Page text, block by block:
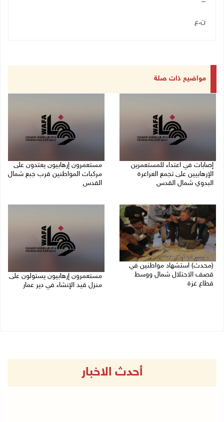
ن.ع
مواضيع ذات صلة
إصابات في اعتداء للمستعمرين
الإرهابيين على تجمع العراعرة
البدوي شمال القدس
مستعمرون إرهابيون يعتدون على
مركبات المواطنين قرب جبع شمال
القدس
(محدث) استشهاد مواطنين في
قصف الاحتلال شمال ووسط
قطاع غزة
مستعمرون إرهابيون يستولون على
منزل قيد الإنشاء في دير عمار
أحدث الاخبار